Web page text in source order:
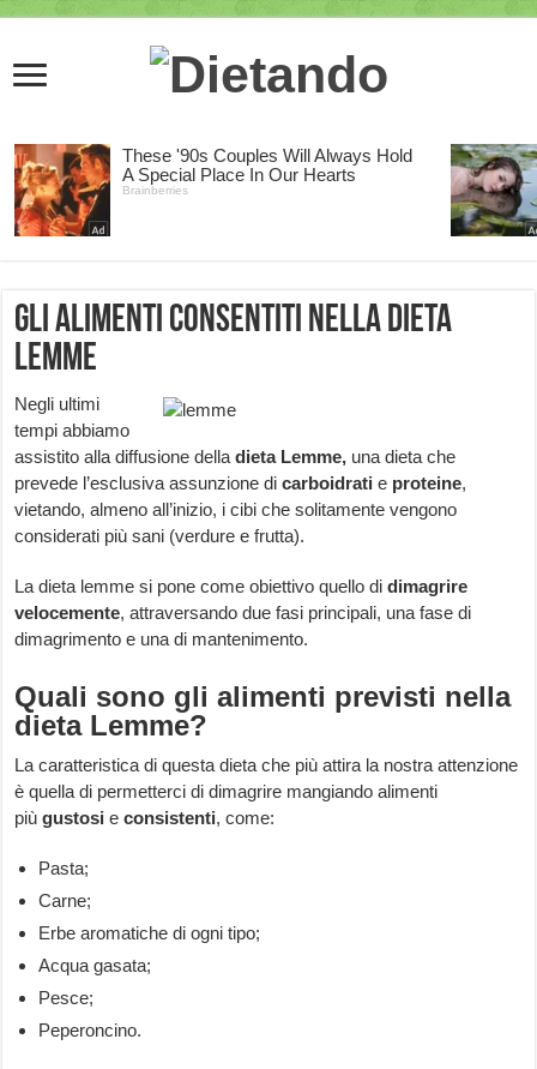
Gli alimenti consentiti nella dieta
lemme
Negli ultimi
tempi abbiamo
assistito alla diffusione delladieta Lemme, una dieta che
prevede l’esclusiva assunzione dicarboidrati e proteine,
vietando, almeno all’inizio, i cibi che solitamente vengono
considerati più sani (verdure e frutta).
La dieta lemme si pone come obiettivo quello didimagrire
velocemente, attraversando due fasi principali, una fase di
dimagrimento e una di mantenimento.
Quali sono gli alimenti previsti nella
dieta Lemme?
La caratteristica di questa dieta che più attira la nostra attenzione
è quella di permetterci di dimagrire mangiando alimenti
piùgustosi econsistenti, come:
Pasta;
Carne;
Erbe aromatiche di ogni tipo;
Acqua gasata;
Pesce;
Peperoncino.